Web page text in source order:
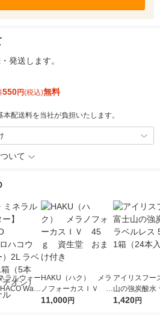
発送します。
550円(税込)無料
配送料を当社が負担いたします。
いて
ラルウォー
Wate
ォータ
HAKU（ハク） メラ
ノフォーカスＩＶ 4
5ｇ 資生堂 おまけ
11,000円
アイリスフー
山の強炭酸水
レス 500ml 1
1,420円